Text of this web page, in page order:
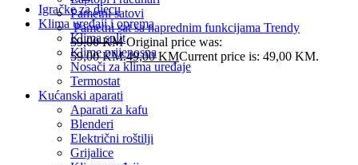
Igračke za djecu
Klima uređaji i oprema
Klima split
Klime prijenosna
Nosači za klima uređaje
Termostat
Kućanski aparati
Aparati za kafu
Blenderi
Električni roštilji
Grijalice
Pametni satovi
Pametni sat sa naprednim funkcijama Trendy
59,00KM Original price was:
59,00 KM.49,00KMCurrent price is: 49,00 KM.